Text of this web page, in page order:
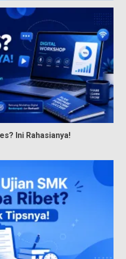
Ini Rahasianya!